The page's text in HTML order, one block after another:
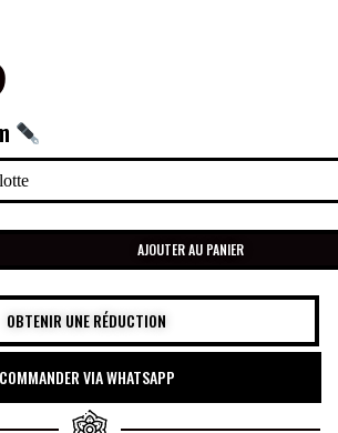
AJOUTER AU PANIER
OBTENIR UNE RÉDUCTION
COMMANDER VIA WHATSAPP